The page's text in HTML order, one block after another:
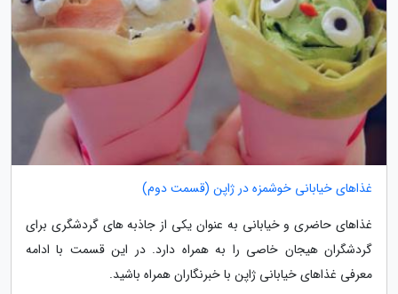
غذاهای خیابانی خوشمزه در ژاپن (قسمت دوم)
غذاهای حاضری و خیابانی به عنوان یکی از جاذبه های گردشگری برای
گردشگران هیجان خاصی را به همراه دارد. در این قسمت با ادامه
معرفی غذاهای خیابانی ژاپن با خبرنگاران همراه باشید.